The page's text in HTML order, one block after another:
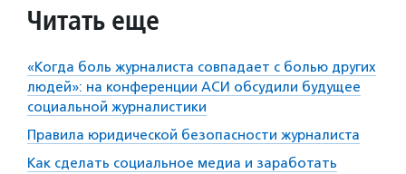
Читать еще
«Когда боль журналиста совпадает с болью других
людей»: на конференции АСИ обсудили будущее
социальной журналистики
Правила юридической безопасности журналиста
Как сделать социальное медиа и заработать